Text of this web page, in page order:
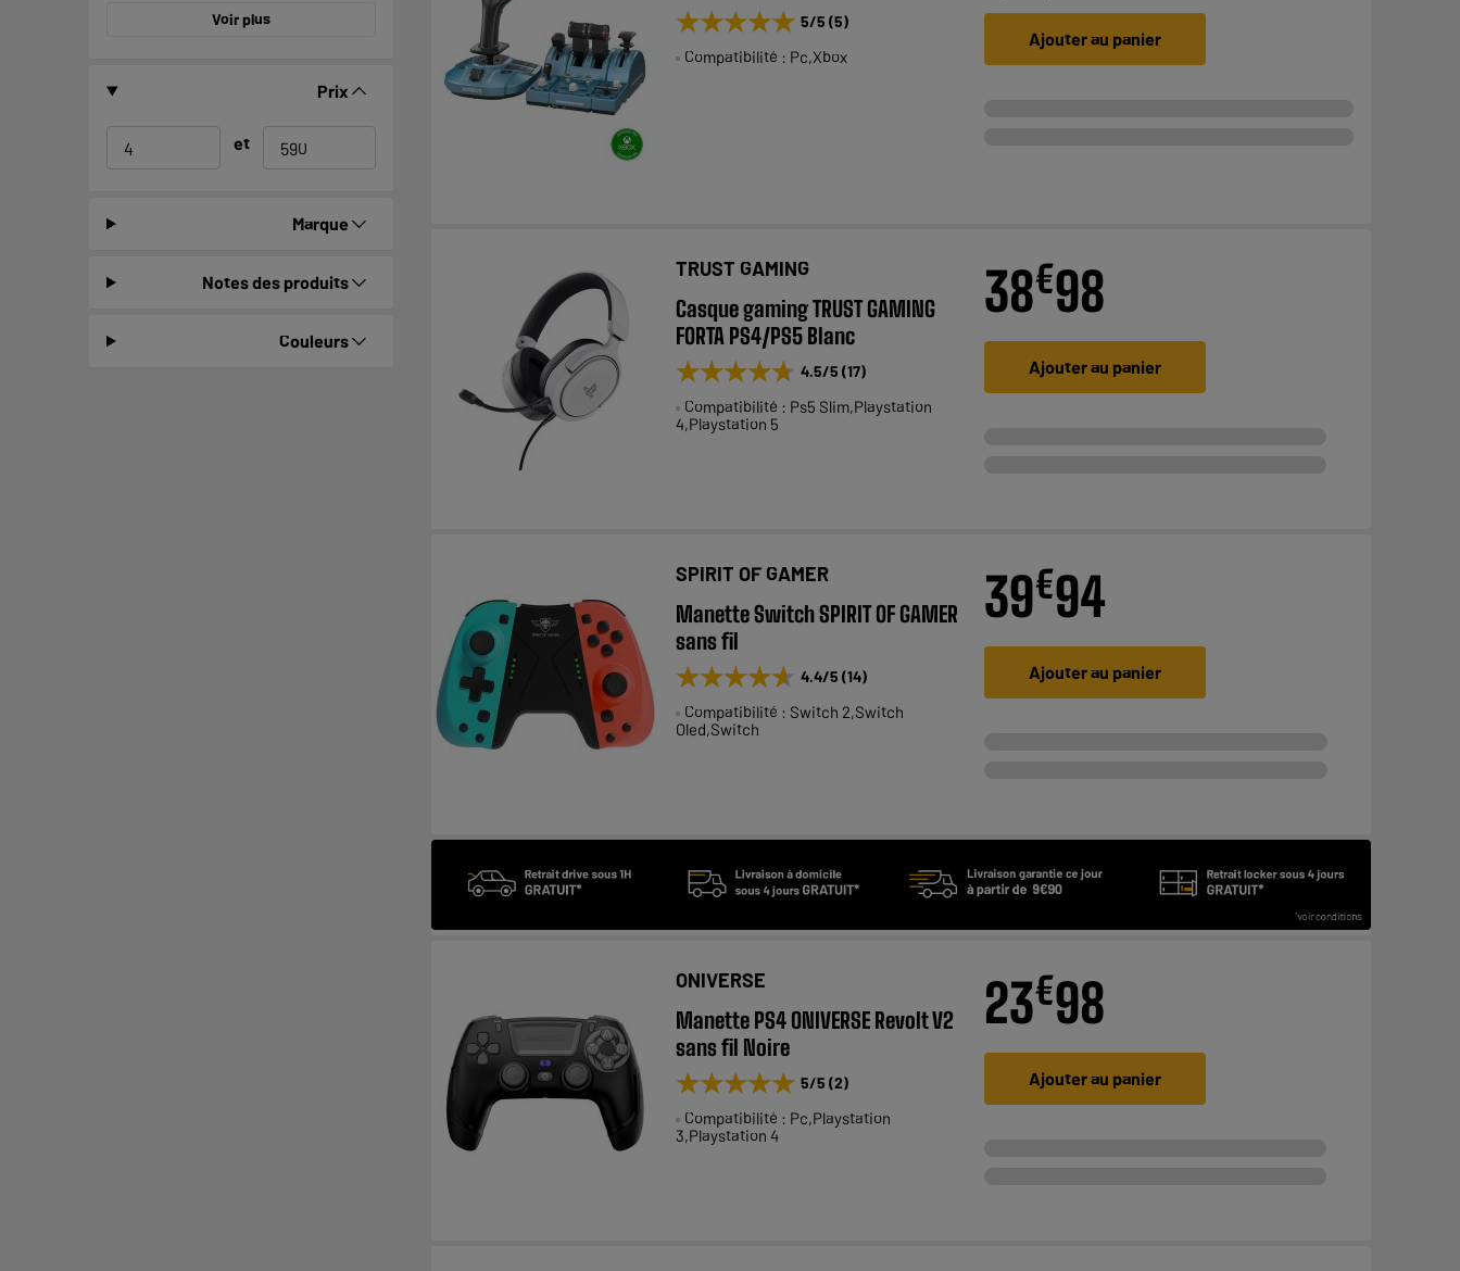
Voir plus
Prix
et
Marque
Notes des produits
Couleurs
★★★★★
★★★★★ 5/5 (5)
Compatibilité : Pc,Xbox
Ajouter au panier
TRUST GAMING
Casque gaming TRUST GAMING
FORTA PS4/PS5 Blanc
★★★★★
★★★★★ 4.5/5 (17)
Compatibilité : Ps5 Slim,Playstation
4,Playstation 5
38€98
Ajouter au panier
SPIRIT OF GAMER
Manette Switch SPIRIT OF GAMER
sans fil
★★★★★
★★★★★ 4.4/5 (14)
Compatibilité : Switch 2,Switch
Oled,Switch
39€94
Ajouter au panier
ONIVERSE
Manette PS4 ONIVERSE Revolt V2
sans fil Noire
★★★★★
★★★★★ 5/5 (2)
Compatibilité : Pc,Playstation
3,Playstation 4
23€98
Ajouter au panier